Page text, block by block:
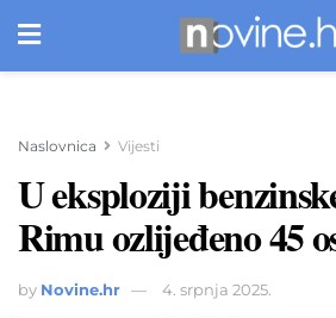
Naslovnica Vijesti
U eksploziji
Rimu ozlijeđeno 45
by Novine.hr 4. srpnja 2025.